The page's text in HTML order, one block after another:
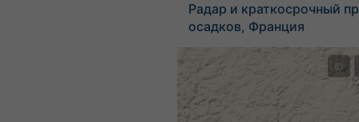
Радар и краткосрочный
осадков, Франция
©